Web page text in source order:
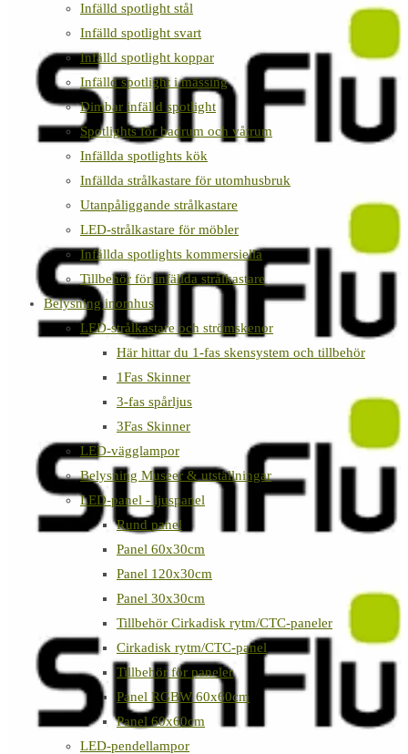
Infälld spotlight stål
Infälld spotlight svart
Infälld spotlight koppar
Infälld spotlight i mässing
Dimbar infälld spotlight
Spotlights för badrum och våtrum
Infällda spotlights kök
Infällda strålkastare för utomhusbruk
Utanpåliggande strålkastare
LED-strålkastare för möbler
Infällda spotlights kommersiella
Tillbehör för infällda strålkastare
Belysning inomhus
LED-strålkastare och strömskenor
Här hittar du 1-fas skensystem och tillbehör
1Fas Skinner
3-fas spårljus
3Fas Skinner
LED-vägglampor
Belysning Museer & utställningar
LED-panel - ljuspanel
Rund panel
Panel 60x30cm
Panel 120x30cm
Panel 30x30cm
Tillbehör Cirkadisk rytm/CTC-paneler
Cirkadisk rytm/CTC-panel
Tillbehör för paneler
Panel RGBW 60x60cm
Panel 60x60cm
LED-pendellampor